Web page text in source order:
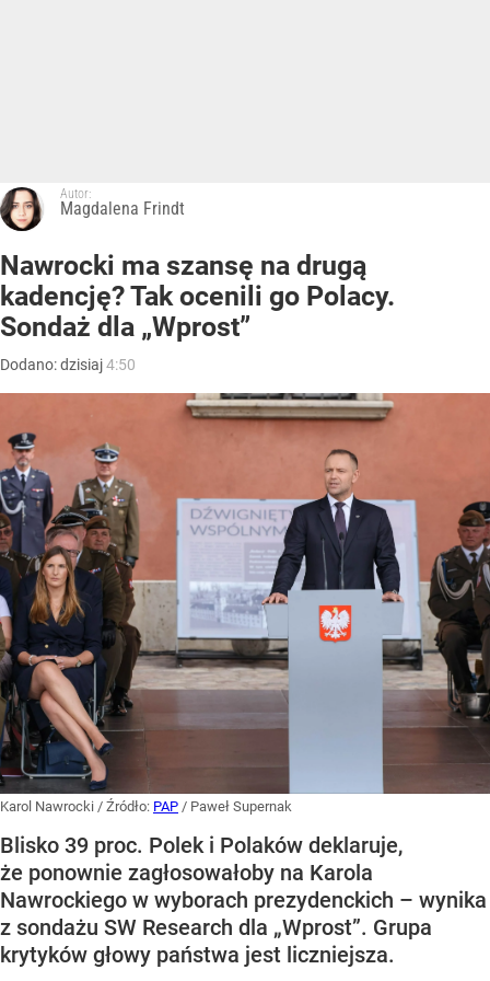
Autor:
Magdalena Frindt
Nawrocki ma szansę na drugą
kadencję? Tak ocenili go Polacy.
Sondaż dla „Wprost”
Dodano:dzisiaj4:50
Karol Nawrocki / Źródło: PAP / Paweł Supernak
Blisko 39 proc. Polek i Polaków deklaruje,
że ponownie zagłosowałoby na Karola
Nawrockiego w wyborach prezydenckich – wynika
z sondażu SW Research dla „Wprost”. Grupa
krytyków głowy państwa jest liczniejsza.